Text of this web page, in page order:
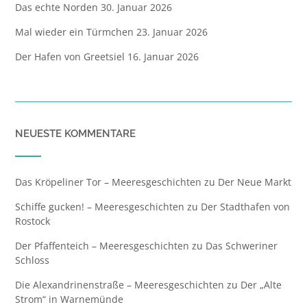
Das echte Norden 30. Januar 2026
Mal wieder ein Türmchen 23. Januar 2026
Der Hafen von Greetsiel 16. Januar 2026
NEUESTE KOMMENTARE
Das Kröpeliner Tor – Meeresgeschichten zu Der Neue Markt
Schiffe gucken! – Meeresgeschichten zu Der Stadthafen von
Rostock
Der Pfaffenteich – Meeresgeschichten zu Das Schweriner
Schloss
Die Alexandrinenstraße – Meeresgeschichten zu Der „Alte
Strom“ in Warnemünde